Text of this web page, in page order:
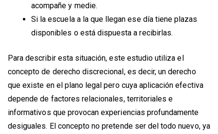
acompañe y medie.
Si la escuela a la que llegan ese día tiene plazas
disponibles o está dispuesta a recibirlas.
Para describir esta situación, este estudio utiliza el
concepto de derecho discrecional, es decir, un derecho
que existe en el plano legal pero cuya aplicación efectiva
depende de factores relacionales, territoriales e
informativos que provocan experiencias profundamente
desiguales. El concepto no pretende ser del todo nuevo, ya